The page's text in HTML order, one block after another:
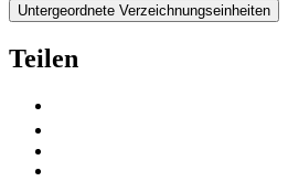
Untergeordnete Verzeichnungseinheiten
Teilen